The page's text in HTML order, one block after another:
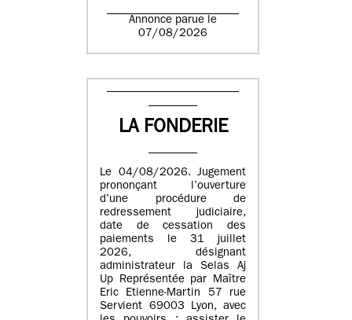
Annonce parue le
07/08/2026
LA FONDERIE
Le 04/08/2026. Jugement
prononçant l’ouverture
d’une procédure de
redressement judiciaire,
date de cessation des
paiements le 31 juillet
2026, désignant
administrateur la Selas Aj
Up Représentée par Maître
Eric Etienne-Martin 57 rue
Servient 69003 Lyon, avec